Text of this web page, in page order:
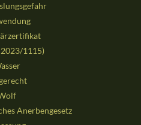
2023/1115)
Anerbengesetz